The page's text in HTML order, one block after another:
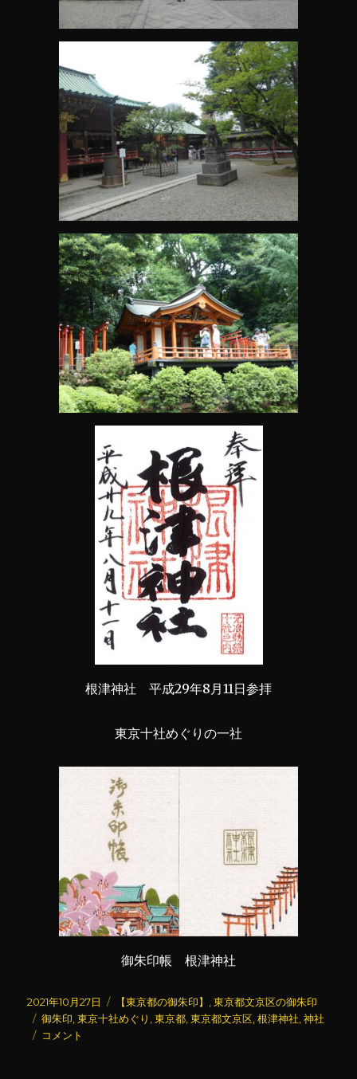
根津神社 平成29年8月11日参拝
東京十社めぐりの一社
御朱印帳 根津神社
投
稿
日:
2021年10月27日
カ
テ
【東京都の御朱印】 ,東京都文京区の御朱印
タ
グ
御朱印 ,東京十社めぐり ,東京都 ,東京都文京区 ,根津神社 ,神社
根
コメント